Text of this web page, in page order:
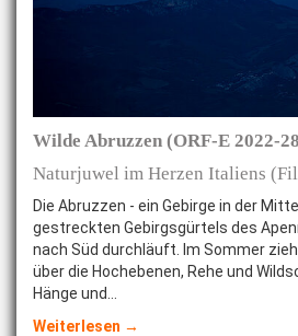
Wilde Abruzzen (ORF-E 2022-
Naturjuwel im Herzen Italiens
Die Abruzzen - ein Gebirge in der
gestreckten Gebirgsgürtels des
nach Süd durchläuft. Im Sommer
über die Hochebenen, Rehe und
Hänge und…
Weiterlesen →